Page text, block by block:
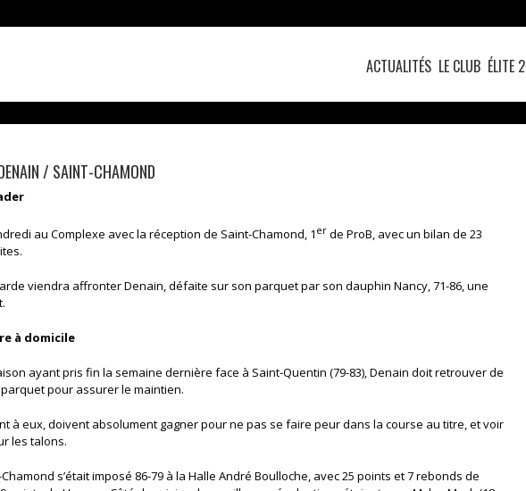
ACTUALITÉS LE CLUB ÉLITE 2
/ SAINT-CHAMOND
au Complexe avec la réception de Saint-Chamond, 1 er de ProB, avec un bilan de 23
viendra affronter Denain, défaite sur son parquet par son dauphin Nancy, 71-86, une
à domicile
ayant pris fin la semaine dernière face à Saint-Quentin (79-83), Denain doit retrouver de
pour assurer le maintien.
à eux, doivent absolument gagner pour ne pas se faire peur dans la course au titre, et voir
les talons.
s’était imposé 86-79 à la Halle André Boulloche, avec 25 points et 7 rebonds de